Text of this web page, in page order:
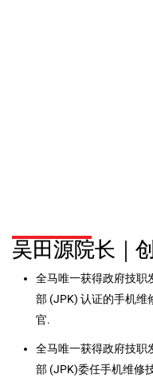
吴田源院长｜
全马唯一获得政府技职
部 (JPK) 认证的手机维
官.
全马唯一获得政府技职
部 (JPK)委任手机维修